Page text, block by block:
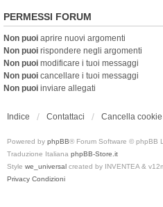
PERMESSI FORUM
Non puoi aprire nuovi argomenti
Non puoi rispondere negli argomenti
Non puoi modificare i tuoi messaggi
Non puoi cancellare i tuoi messaggi
Non puoi inviare allegati
Indice Contattaci Cancella cookie
Powered by phpBB® Forum Software © phpBB
Traduzione Italiana phpBB-Store.it
Style we_universal created by INVENTEA &
Privacy Condizioni